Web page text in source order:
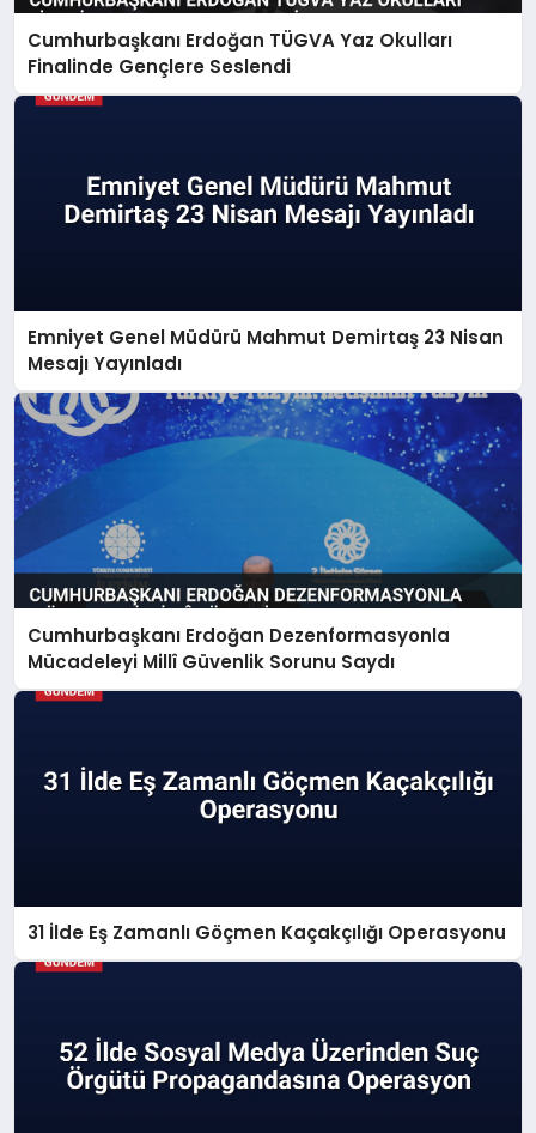
Cumhurbaşkanı Erdoğan TÜGVA Yaz Okulları
Finalinde Gençlere Seslendi
Emniyet Genel Müdürü Mahmut Demirtaş 23 Nisan
Mesajı Yayınladı
Cumhurbaşkanı Erdoğan Dezenformasyonla
Mücadeleyi Millî Güvenlik Sorunu Saydı
31 İlde Eş Zamanlı Göçmen Kaçakçılığı Operasyonu